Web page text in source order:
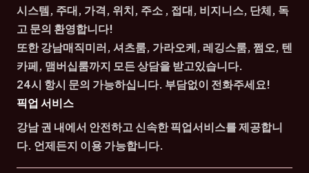
시스템, 주대, 가격, 위치, 주소 , 접대, 비지니스, 단체, 독
고 문의 환영합니다!
또한 강남매직미러, 셔츠룸, 가라오케, 레깅스룸, 쩜오, 텐
카페, 맴버십룸까지 모든 상담을 받고있습니다.
24시 항시 문의 가능하십니다. 부담없이 전화주세요!
픽업 서비스
강남 권 내에서 안전하고 신속한 픽업서비스를 제공합니
다. 언제든지 이용 가능합니다.